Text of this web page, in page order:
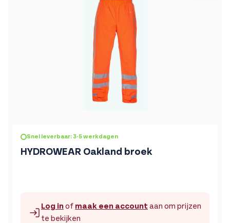
Snel leverbaar: 3-5 werkdagen
HYDROWEAR Oakland broek
De prijs is afhankelijk van de gekozen opties op de
Log inof maak een account aan om prijzen
te bekijken